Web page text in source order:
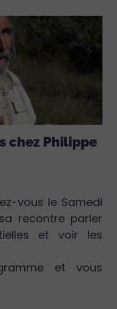
chez Philippe
vous le Samedi
recontre parler
et voir les
et vous